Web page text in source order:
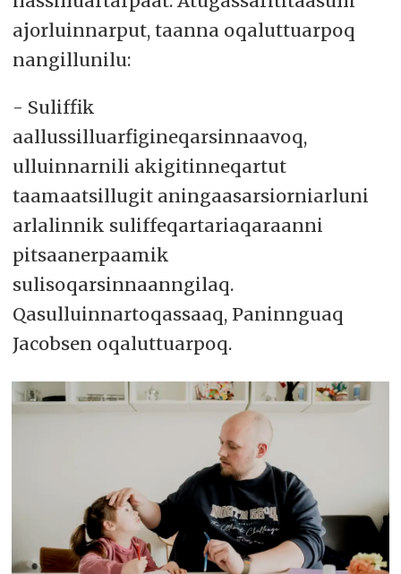
ajorluinnarput, taanna oqaluttuarpoq
nangillunilu:
- Suliffik
aallussilluarfigineqarsinnaavoq,
ulluinnarnili akigitinneqartut
taamaatsillugit aningaasarsiorniarluni
arlalinnik suliffeqartariaqaraanni
pitsaanerpaamik
sulisoqarsinnaanngilaq.
Qasulluinnartoqassaaq, Paninnguaq
Jacobsen oqaluttuarpoq.